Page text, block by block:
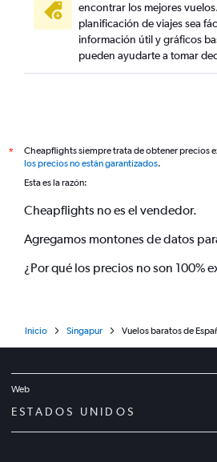
encontrar los mejores
planificación de viajes sea
información útil y gráficos
pueden ayudarte a tomar
*
Cheapflights siempre trata de obtener precios
los precios no están garantizados.
Esta es la razón:
Cheapflights no es el vendedor.
Agregamos montones de datos
¿Por qué los precios no son 100%
Inicio Singapur Vuelos baratos de
Web
ESTADOS UNIDOS